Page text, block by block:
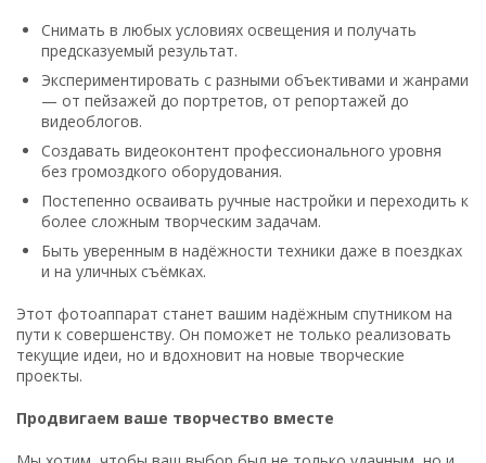
Снимать в любых условиях освещения и получать
предсказуемый результат.
Экспериментировать с разными объективами и жанрами
— от пейзажей до портретов, от репортажей до
видеоблогов.
Создавать видеоконтент профессионального уровня
без громоздкого оборудования.
Постепенно осваивать ручные настройки и переходить к
более сложным творческим задачам.
Быть уверенным в надёжности техники даже в поездках
и на уличных съёмках.
Этот фотоаппарат станет вашим надёжным спутником на
пути к совершенству. Он поможет не только реализовать
текущие идеи, но и вдохновит на новые творческие
проекты.
Продвигаем ваше творчество вместе